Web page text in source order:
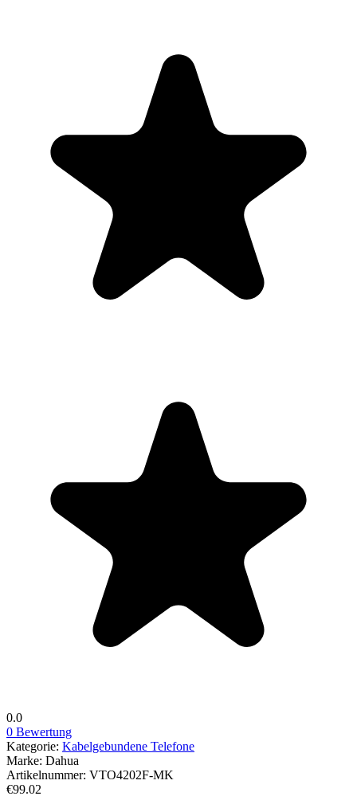
0.0
0 Bewertung
Kategorie: Kabelgebundene Telefone
Marke: Dahua
Artikelnummer: VTO4202F-MK
€99.02